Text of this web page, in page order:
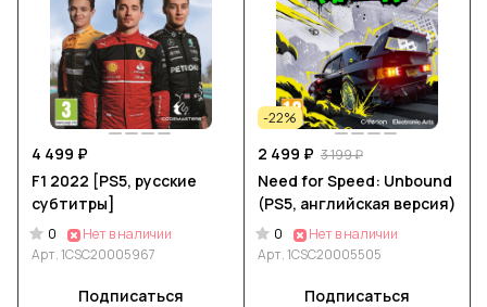
4 499 ₽
F1 2022 [PS5, русские
субтитры]
0
Нет в наличии
Арт.1CSC20005967
Подписаться
-22%
2 499 ₽ 3 199 ₽
Need for Speed: Unbound
(PS5, английская версия)
0
Нет в наличии
Арт.1CSC20005505
Подписаться